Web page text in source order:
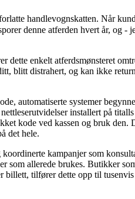
handlevognskatten. Når
denne atferden hvert år, og
enkelt atferdsmønsteret
blitt distrahert, og kan ikke
automatiserte systemer
installert på
kode ved kassen og bruk den.
det hele.
kampanjer som
allerede brukes. Butikker
tilfører dette opp til